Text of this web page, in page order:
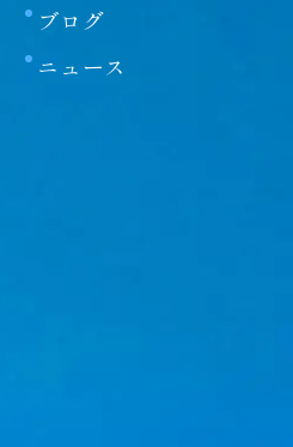
ブログ
ニュース